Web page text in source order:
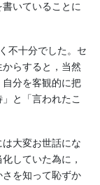
いていることに
不十分でした。セ
らすると，当然
分を客観的に把
と「言われたこ
大変お世話にな
していた為に，
を知って恥ずか